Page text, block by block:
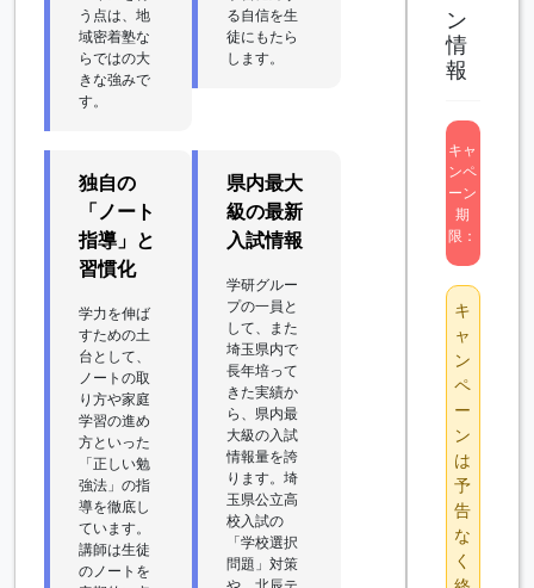
う点は、地
域密着塾な
らではの大
きな強みで
す。
る自信を生
徒にもたら
します。
独自の
「ノート
指導」と
習慣化
学力を伸ば
すための土
台として、
ノートの取
り方や家庭
学習の進め
方といった
「正しい勉
強法」の指
導を徹底し
ています。
講師は生徒
のノートを
県内最大
級の最新
入試情報
学研グルー
プの一員と
して、また
埼玉県内で
長年培って
きた実績か
ら、県内最
大級の入試
情報量を誇
ります。埼
玉県公立高
校入試の
「学校選択
問題」対策
ン
情
報
キャ
ンペ
ーン
期
限：
キ
ャ
ン
ペ
ー
ン
は
予
告
な
く